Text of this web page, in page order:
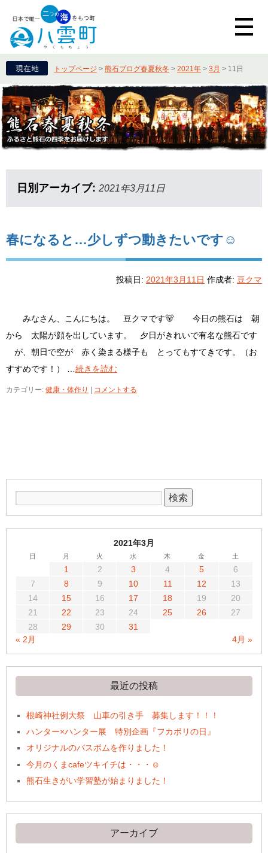
トップページ > 熊石ブログ春夏秋冬 > 2021年 > 3月 > 11日
日別アーカイブ: 2021年3月11日
春になると…少しずつ動きたいです☺
投稿日: 2021年3月11日 作成者: 豆クマ
みなさん、こんにちは。 豆クマです🐻 今日の熊石は 朝
から 太陽が顔を出しています。 夕日がきれいで有名な熊石です
が、朝日で空が 赤く染まる様子も とってもすてきです。（お
すすめです！） … 続きを読む
カテゴリー: 健康・体作り コメントする
2021年3月
日 月 火 水 木 金 土
1 2 3 4 5
6
7
8 9 10 11 12
13
14
15 16 17 18 19
20
21
22 23 24 25 26
27
28
29 30
31
« 2月
4月 »
最近の投稿
根崎神社例大祭 山車の引き手 募集します！！！
ハンター×ハンター展 特別企画『フカボリの日』
オリジナルのバスボムを作りました！
今月のくまcafeツキイチは・・・☺
熊石生きがい学習塾が始まりました！
アーカイブ